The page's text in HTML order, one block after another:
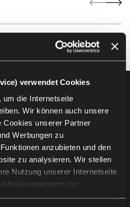
verwendet Cookies
die Internetseite
Wir können auch unsere
Cookies unserer Partner
Werbungen zu
anzubieten und den
zu analysieren. Wir stellen
Nutzung unserer Internetseite
Analysepartnern zur
diese Informationen mit